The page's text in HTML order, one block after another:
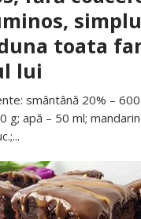
toata
lui
smântână 20% – 600
g; apă – 50 ml;